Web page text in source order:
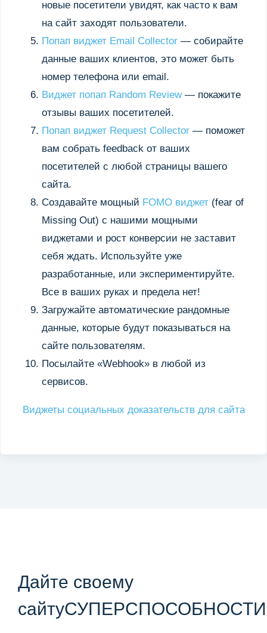
новые посетители увидят, как часто к вам
на сайт заходят пользователи.
Попап виджет Email Collector — собирайте
данные ваших клиентов, это может быть
номер телефона или email.
Виджет попап Random Review— покажите
отзывы ваших посетителей.
Попап виджет Request Collector — поможет
вам собрать feedback от ваших
посетителей с любой страницы вашего
сайта.
Создавайте мощный FOMO виджет (fear of
Missing Out) с нашими мощными
виджетами и рост конверсии не заставит
себя ждать. Используйте уже
разработанные, или экспериментируйте.
Все в ваших руках и предела нет!
Загружайте автоматические рандомные
данные, которые будут показываться на
сайте пользователям.
Посылайте «Webhook» в любой из
сервисов.
Виджеты социальных доказательств для сайта
Дайте своему
сайту